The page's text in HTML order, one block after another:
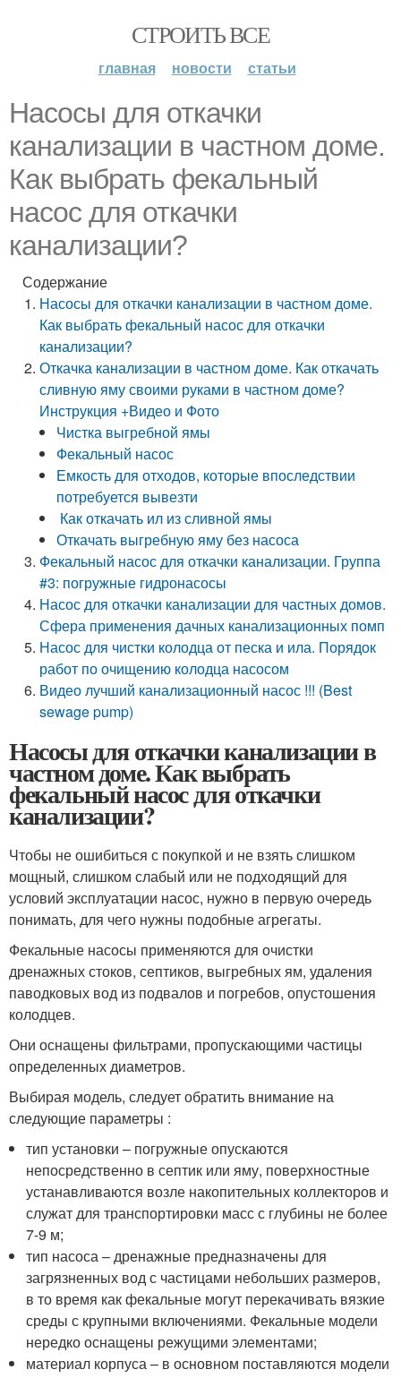
СТРОИТЬ ВСЕ
главная новости статьи
Насосы для откачки
канализации в частном доме.
Как выбрать фекальный
насос для откачки
канализации?
Содержание
Насосы для откачки канализации в частном доме.
Как выбрать фекальный насос для откачки
канализации?
Откачка канализации в частном доме. Как откачать
сливную яму своими руками в частном доме?
Инструкция +Видео и Фото
Чистка выгребной ямы
Фекальный насос
Емкость для отходов, которые впоследствии
потребуется вывезти
Как откачать ил из сливной ямы
Откачать выгребную яму без насоса
Фекальный насос для откачки канализации. Группа
#3: погружные гидронасосы
Насос для откачки канализации для частных домов.
Сфера применения дачных канализационных помп
Насос для чистки колодца от песка и ила. Порядок
работ по очищению колодца насосом
Видео лучший канализационный насос !!! (Best
sewage pump)
Насосы для откачки канализации в
частном доме. Как выбрать
фекальный насос для откачки
канализации?
Чтобы не ошибиться с покупкой и не взять слишком
мощный, слишком слабый или не подходящий для
условий эксплуатации насос, нужно в первую очередь
понимать, для чего нужны подобные агрегаты.
Фекальные насосы применяются для очистки
дренажных стоков, септиков, выгребных ям, удаления
паводковых вод из подвалов и погребов, опустошения
колодцев.
Они оснащены фильтрами, пропускающими частицы
определенных диаметров.
Выбирая модель, следует обратить внимание на
следующие параметры :
тип установки – погружные опускаются
непосредственно в септик или яму, поверхностные
устанавливаются возле накопительных коллекторов и
служат для транспортировки масс с глубины не более
7-9 м;
тип насоса – дренажные предназначены для
загрязненных вод с частицами небольших размеров,
в то время как фекальные могут перекачивать вязкие
среды с крупными включениями. Фекальные модели
нередко оснащены режущими элементами;
материал корпуса – в основном поставляются модели